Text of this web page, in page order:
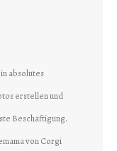
absolutes
erstellen und
Beschäftigung.
von Corgi